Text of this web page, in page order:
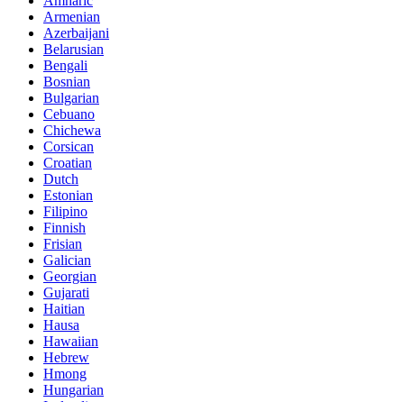
Armenian
Azerbaijani
Belarusian
Bengali
Bosnian
Bulgarian
Cebuano
Chichewa
Corsican
Croatian
Dutch
Estonian
Filipino
Finnish
Frisian
Galician
Georgian
Gujarati
Haitian
Hausa
Hawaiian
Hebrew
Hmong
Hungarian